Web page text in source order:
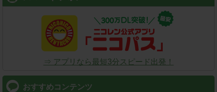
⇒ アプリなら最短3分スピード出発！
おすすめコンテンツ